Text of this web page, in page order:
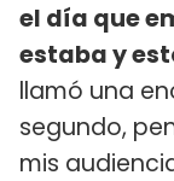
el día que
estaba y
llamó una
segundo,
mis